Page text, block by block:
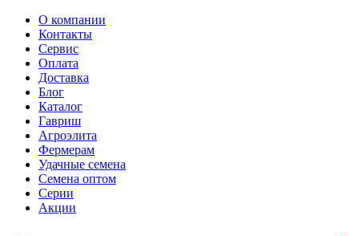
О компании
Контакты
Сервис
Оплата
Доставка
Блог
Каталог
Гавриш
Агроэлита
Фермерам
Удачные семена
Семена оптом
Серии
Акции